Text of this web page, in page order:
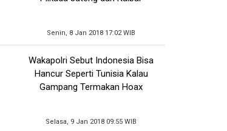
Senin, 8 Jan 2018 17:02 WIB
Wakapolri Sebut Indonesia Bisa
Hancur Seperti Tunisia Kalau
Gampang Termakan Hoax
Selasa, 9 Jan 2018 09:55 WIB